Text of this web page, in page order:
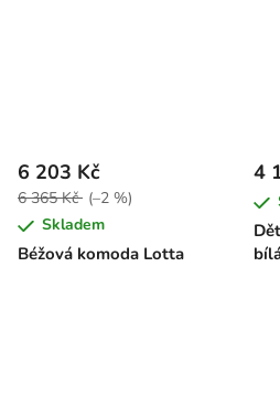
Béžová komoda Lotta
6 203 Kč
6 365 Kč (–2 %)
Skladem
4